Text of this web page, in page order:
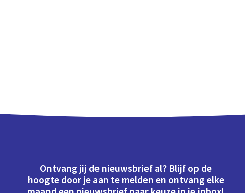
Ontvang jij de nieuwsbrief al? Blijf op de
hoogte door je aan te melden en ontvang elke